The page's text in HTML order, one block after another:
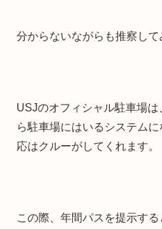
分からないながらも推察して
USJのオフィシャル駐車場
ら駐車場にはいるシステム
応はクルーがしてくれます。
この際、年間パスを提示す